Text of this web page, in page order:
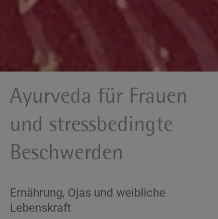
Ayurveda für Frauen
und stressbedingte
Beschwerden
Ernährung, Ojas und weibliche
Lebenskraft